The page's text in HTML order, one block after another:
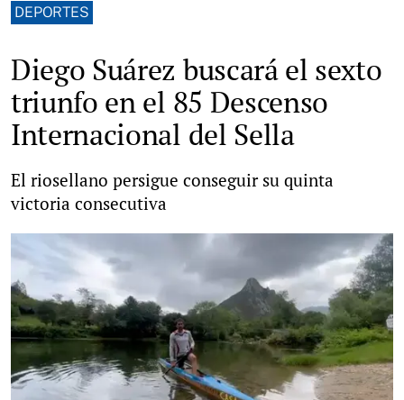
DEPORTES
Diego Suárez buscará el sexto
triunfo en el 85 Descenso
Internacional del Sella
El riosellano persigue conseguir su quinta
victoria consecutiva